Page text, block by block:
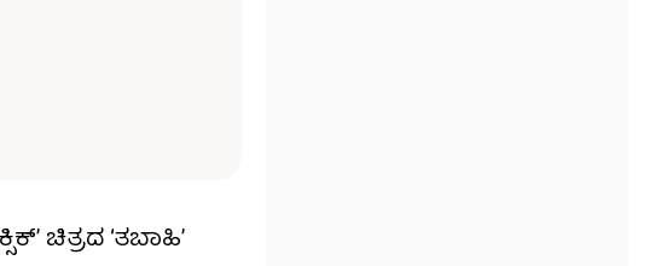
ಚಿತ್ರದ ‘ತಬಾಹಿ’